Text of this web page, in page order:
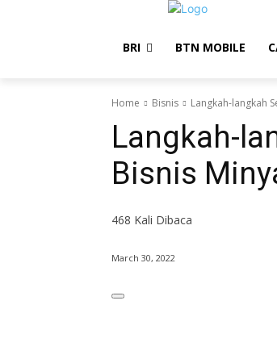
BRI BTN MOBILE
Home Bisnis Langkah-langkah
Langkah-
Bisnis
468 Kali Dibaca
March 30, 2022